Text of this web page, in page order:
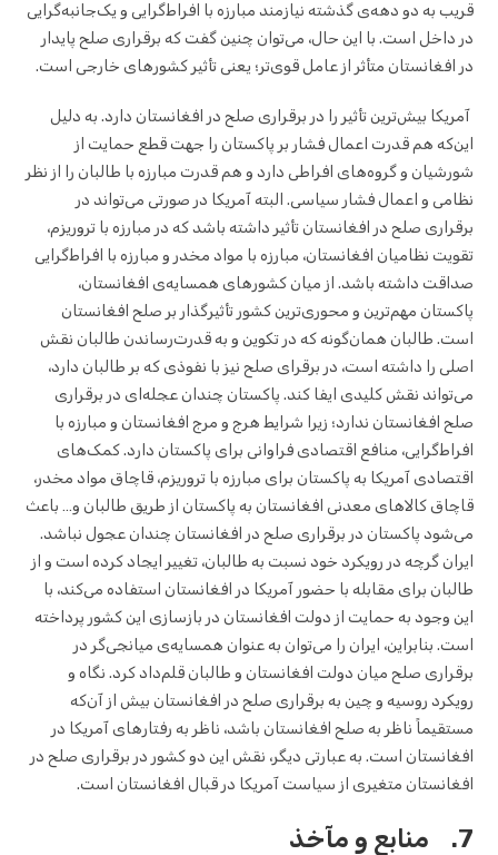
قریب به دو دهه‌ی گذشته نیازمند مبارزه با افراط‌گرایی و یک‌جانبه‌گرایی
در داخل است. با این حال، می‌توان چنین گفت که برقراری صلح پایدار
در افغانستان متأثر از عامل قوی‌تر؛ یعنی تأثیر کشورهای خارجی است.
آمریکا بیش‌ترین تأثیر را در برقراری صلح در افغانستان دارد. به دلیل
این‌که هم قدرت اعمال فشار بر پاکستان را جهت قطع حمایت از
شورشیان و گروه‌های افراطی دارد و هم قدرت مبارزه با طالبان را از نظر
نظامی و اعمال فشار سیاسی. البته آمریکا در صورتی می‌تواند در
برقراری صلح در افغانستان تأثیر داشته باشد که در مبارزه با تروریزم،
تقویت نظامیان افغانستان، مبارزه با مواد مخدر و مبارزه با افراط‎‌گرایی
صداقت داشته باشد. از میان کشورهای همسایه‌ی افغانستان،
پاکستان مهم‌ترین و محوری‌ترین کشور تأثیرگذار بر صلح افغانستان
است. طالبان همان‌گونه که در تکوین و به قدرت‌رساندن طالبان نقش
اصلی را داشته است، در برقرای صلح نیز با نفوذی که بر طالبان دارد،
می‌تواند نقش کلیدی ایفا کند. پاکستان چندان عجله‌ای در برقراری
صلح افغانستان ندارد؛ زیرا شرایط هرج و مرج افغانستان و مبارزه با
افراط‌گرایی، منافع اقتصادی فراوانی برای پاکستان دارد. کمک‌های
اقتصادی آمریکا به پاکستان برای مبارزه با تروریزم، قاچاق مواد مخدر،
قاچاق کالاهای معدنی افغانستان به پاکستان از طریق طالبان و… باعث
می‌شود پاکستان در برقراری صلح در افغانستان چندان عجول نباشد.
ایران گرچه در رویکرد خود نسبت به طالبان، تغییر ایجاد کرده است و از
طالبان برای مقابله با حضور آمریکا در افغانستان استفاده می‌کند، با
این وجود به حمایت از دولت افغانستان در بازسازی این کشور پرداخته
است. بنابراین، ایران را می‌توان به عنوان همسایه‌ی میانجی‌گر در
برقراری صلح میان دولت افغانستان و طالبان قلم‌داد کرد. نگاه و
رویکرد روسیه و چین به برقراری صلح در افغانستان بیش از آن‌که
مستقیماً ناظر به صلح افغانستان باشد، ناظر به رفتارهای آمریکا در
افغانستان است. به عبارتی دیگر، نقش این دو کشور در برقراری صلح در
افغانستان متغیری از سیاست آمریکا در قبال افغانستان است.
7. منابع و مآخذ